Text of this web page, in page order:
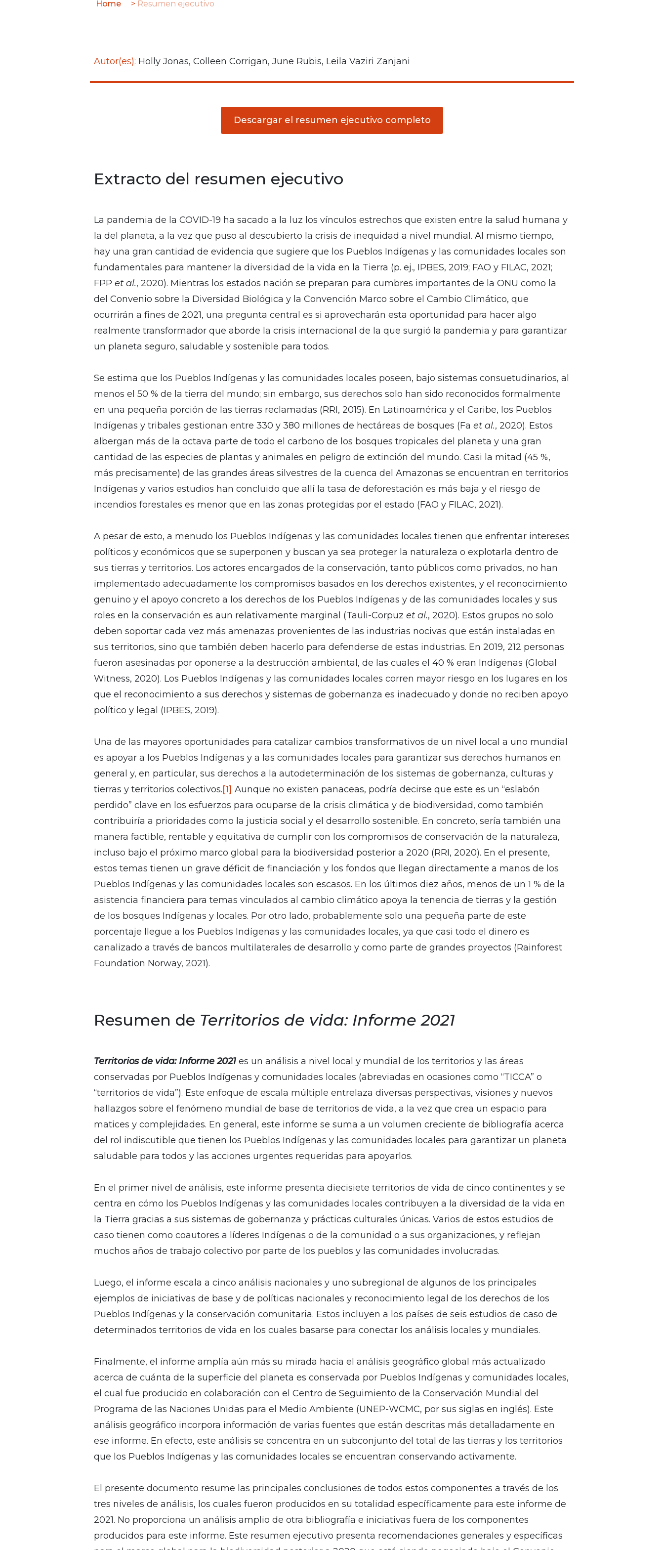
Home > Resumen ejecutivo
Autor(es): Holly Jonas, Colleen Corrigan, June Rubis, Leila Vaziri Zanjani
Descargar el resumen ejecutivo completo
Extracto del resumen ejecutivo
La pandemia de la COVID-19 ha sacado a la luz los vínculos estrechos que existen entre la salud humana y
la del planeta, a la vez que puso al descubierto la crisis de inequidad a nivel mundial. Al mismo tiempo,
hay una gran cantidad de evidencia que sugiere que los Pueblos Indígenas y las comunidades locales son
fundamentales para mantener la diversidad de la vida en la Tierra (p. ej., IPBES, 2019; FAO y FILAC, 2021;
FPP et al., 2020). Mientras los estados nación se preparan para cumbres importantes de la ONU como la
del Convenio sobre la Diversidad Biológica y la Convención Marco sobre el Cambio Climático, que
ocurrirán a fines de 2021, una pregunta central es si aprovecharán esta oportunidad para hacer algo
realmente transformador que aborde la crisis internacional de la que surgió la pandemia y para garantizar
un planeta seguro, saludable y sostenible para todos.
Se estima que los Pueblos Indígenas y las comunidades locales poseen, bajo sistemas consuetudinarios, al
menos el 50 % de la tierra del mundo; sin embargo, sus derechos solo han sido reconocidos formalmente
en una pequeña porción de las tierras reclamadas (RRI, 2015). En Latinoamérica y el Caribe, los Pueblos
Indígenas y tribales gestionan entre 330 y 380 millones de hectáreas de bosques (Fa et al., 2020). Estos
albergan más de la octava parte de todo el carbono de los bosques tropicales del planeta y una gran
cantidad de las especies de plantas y animales en peligro de extinción del mundo. Casi la mitad (45 %,
más precisamente) de las grandes áreas silvestres de la cuenca del Amazonas se encuentran en territorios
Indígenas y varios estudios han concluido que allí la tasa de deforestación es más baja y el riesgo de
incendios forestales es menor que en las zonas protegidas por el estado (FAO y FILAC, 2021).
A pesar de esto, a menudo los Pueblos Indígenas y las comunidades locales tienen que enfrentar intereses
políticos y económicos que se superponen y buscan ya sea proteger la naturaleza o explotarla dentro de
sus tierras y territorios. Los actores encargados de la conservación, tanto públicos como privados, no han
implementado adecuadamente los compromisos basados en los derechos existentes, y el reconocimiento
genuino y el apoyo concreto a los derechos de los Pueblos Indígenas y de las comunidades locales y sus
roles en la conservación es aun relativamente marginal (Tauli-Corpuz et al., 2020). Estos grupos no solo
deben soportar cada vez más amenazas provenientes de las industrias nocivas que están instaladas en
sus territorios, sino que también deben hacerlo para defenderse de estas industrias. En 2019, 212 personas
fueron asesinadas por oponerse a la destrucción ambiental, de las cuales el 40 % eran Indígenas (Global
Witness, 2020). Los Pueblos Indígenas y las comunidades locales corren mayor riesgo en los lugares en los
que el reconocimiento a sus derechos y sistemas de gobernanza es inadecuado y donde no reciben apoyo
político y legal (IPBES, 2019).
Una de las mayores oportunidades para catalizar cambios transformativos de un nivel local a uno mundial
es apoyar a los Pueblos Indígenas y a las comunidades locales para garantizar sus derechos humanos en
general y, en particular, sus derechos a la autodeterminación de los sistemas de gobernanza, culturas y
tierras y territorios colectivos.[1] Aunque no existen panaceas, podría decirse que este es un “eslabón
perdido” clave en los esfuerzos para ocuparse de la crisis climática y de biodiversidad, como también
contribuiría a prioridades como la justicia social y el desarrollo sostenible. En concreto, sería también una
manera factible, rentable y equitativa de cumplir con los compromisos de conservación de la naturaleza,
incluso bajo el próximo marco global para la biodiversidad posterior a 2020 (RRI, 2020). En el presente,
estos temas tienen un grave déficit de financiación y los fondos que llegan directamente a manos de los
Pueblos Indígenas y las comunidades locales son escasos. En los últimos diez años, menos de un 1 % de la
asistencia financiera para temas vinculados al cambio climático apoya la tenencia de tierras y la gestión
de los bosques Indígenas y locales. Por otro lado, probablemente solo una pequeña parte de este
porcentaje llegue a los Pueblos Indígenas y las comunidades locales, ya que casi todo el dinero es
canalizado a través de bancos multilaterales de desarrollo y como parte de grandes proyectos (Rainforest
Foundation Norway, 2021).
Resumen de Territorios de vida: Informe 2021
Territorios de vida: Informe 2021 es un análisis a nivel local y mundial de los territorios y las áreas
conservadas por Pueblos Indígenas y comunidades locales (abreviadas en ocasiones como “TICCA” o
“territorios de vida”). Este enfoque de escala múltiple entrelaza diversas perspectivas, visiones y nuevos
hallazgos sobre el fenómeno mundial de base de territorios de vida, a la vez que crea un espacio para
matices y complejidades. En general, este informe se suma a un volumen creciente de bibliografía acerca
del rol indiscutible que tienen los Pueblos Indígenas y las comunidades locales para garantizar un planeta
saludable para todos y las acciones urgentes requeridas para apoyarlos.
En el primer nivel de análisis, este informe presenta diecisiete territorios de vida de cinco continentes y se
centra en cómo los Pueblos Indígenas y las comunidades locales contribuyen a la diversidad de la vida en
la Tierra gracias a sus sistemas de gobernanza y prácticas culturales únicas. Varios de estos estudios de
caso tienen como coautores a líderes Indígenas o de la comunidad o a sus organizaciones, y reflejan
muchos años de trabajo colectivo por parte de los pueblos y las comunidades involucradas.
Luego, el informe escala a cinco análisis nacionales y uno subregional de algunos de los principales
ejemplos de iniciativas de base y de políticas nacionales y reconocimiento legal de los derechos de los
Pueblos Indígenas y la conservación comunitaria. Estos incluyen a los países de seis estudios de caso de
determinados territorios de vida en los cuales basarse para conectar los análisis locales y mundiales.
Finalmente, el informe amplía aún más su mirada hacia el análisis geográfico global más actualizado
acerca de cuánta de la superficie del planeta es conservada por Pueblos Indígenas y comunidades locales,
el cual fue producido en colaboración con el Centro de Seguimiento de la Conservación Mundial del
Programa de las Naciones Unidas para el Medio Ambiente (UNEP-WCMC, por sus siglas en inglés). Este
análisis geográfico incorpora información de varias fuentes que están descritas más detalladamente en
ese informe. En efecto, este análisis se concentra en un subconjunto del total de las tierras y los territorios
que los Pueblos Indígenas y las comunidades locales se encuentran conservando activamente.
El presente documento resume las principales conclusiones de todos estos componentes a través de los
tres niveles de análisis, los cuales fueron producidos en su totalidad específicamente para este informe de
2021. No proporciona un análisis amplio de otra bibliografía e iniciativas fuera de los componentes
producidos para este informe. Este resumen ejecutivo presenta recomendaciones generales y específicas